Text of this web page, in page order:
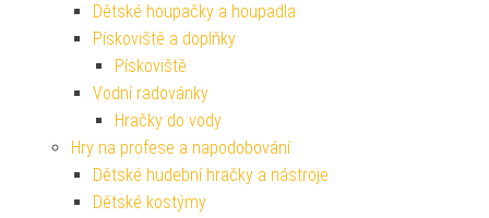
Dětské houpačky a houpadla
Pískoviště a doplňky
Pískoviště
Vodní radovánky
Hračky do vody
Hry na profese a napodobování
Dětské hudební hračky a nástroje
Dětské kostýmy